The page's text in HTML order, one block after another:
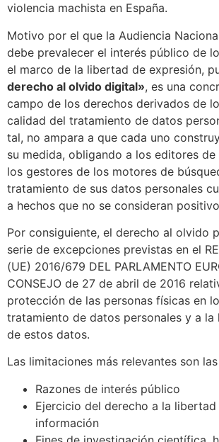
violencia machista en España.
Motivo por el que la Audiencia
debe prevalecer el interés público de
el marco de la libertad de expresión,
derecho al olvido digital», es una
campo de los derechos derivados de
calidad del tratamiento de datos
tal, no ampara a que cada uno
su medida, obligando a los editores
los gestores de los motores de
tratamiento de sus datos personales
a hechos que no se consideran
Por consiguiente, el derecho al olvido
serie de excepciones previstas en el
(UE) 2016/679 DEL PARLAMENTO
CONSEJO de 27 de abril de 2016
protección de las personas físicas en
tratamiento de datos personales y a la
de estos datos.
Las limitaciones más relevantes son
Razones de interés público
Ejercicio del derecho a la
información